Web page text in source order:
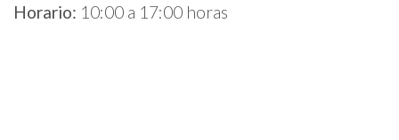
Horario: 10:00 a 17:00 horas